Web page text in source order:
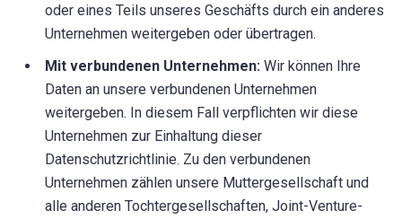
oder eines Teils unseres Geschäfts durch ein anderes
Unternehmen weitergeben oder übertragen.
Mit verbundenen Unternehmen: Wir können Ihre
Daten an unsere verbundenen Unternehmen
weitergeben. In diesem Fall verpflichten wir diese
Unternehmen zur Einhaltung dieser
Datenschutzrichtlinie. Zu den verbundenen
Unternehmen zählen unsere Muttergesellschaft und
alle anderen Tochtergesellschaften, Joint-Venture-